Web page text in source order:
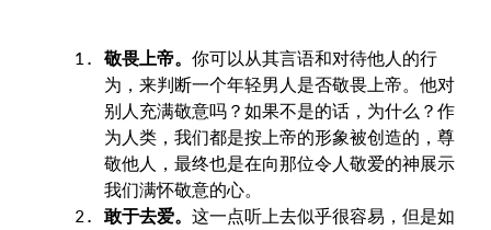
敬畏上帝。 你可以从其言语和对待他人的行
为，来判断一个年轻男人是否敬畏上帝。他对
别人充满敬意吗？如果不是的话，为什么？作
为人类，我们都是按上帝的形象被创造的，尊
敬他人，最终也是在向那位令人敬爱的神展示
我们满怀敬意的心。
敢于去爱。 这一点听上去似乎很容易，但是如